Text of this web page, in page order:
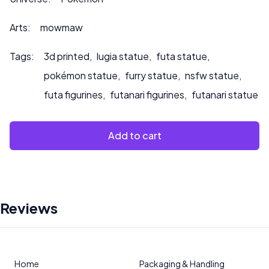
oder wenn Sie möchten, dass wir das Produkt bemalen.
Arts: mowmaw
Tags: 3d printed, lugia statue, futa statue,
pokémon statue, furry statue, nsfw statue,
futa figurines, futanari figurines, futanari statue
Add to cart
Reviews
Home Packaging & Handling